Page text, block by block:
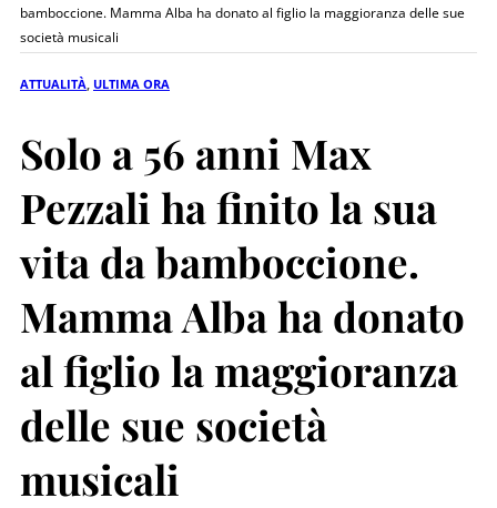
bamboccione. Mamma Alba ha donato al figlio la maggioranza delle sue
società musicali
ATTUALITÀ ULTIMA ORA
Solo a 56 anni Max
Pezzali ha finito la sua
vita da bamboccione.
Mamma Alba ha donato
al figlio la maggioranza
delle sue società
musicali